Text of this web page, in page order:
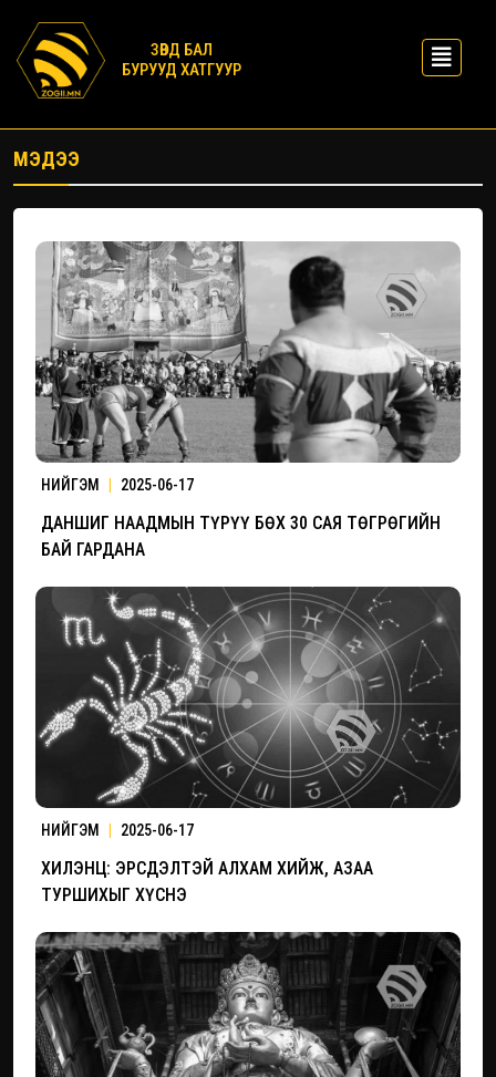
ЗӨВД БАЛ
БУРУУД ХАТГУУР
МЭДЭЭ
НИЙГЭМ 2025-06-17
ДАНШИГ НААДМЫН ТҮРҮҮ БӨХ 30 САЯ ТӨГРӨГИЙН
БАЙ ГАРДАНА
НИЙГЭМ 2025-06-17
ХИЛЭНЦ: ЭРСДЭЛТЭЙ АЛХАМ ХИЙЖ, АЗАА
ТУРШИХЫГ ХҮСНЭ